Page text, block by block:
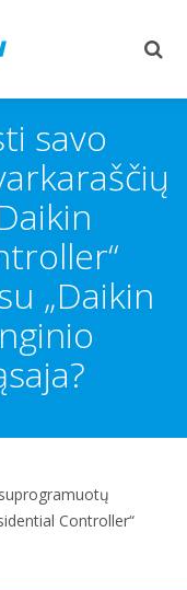
savo
„Daikin
Controller“